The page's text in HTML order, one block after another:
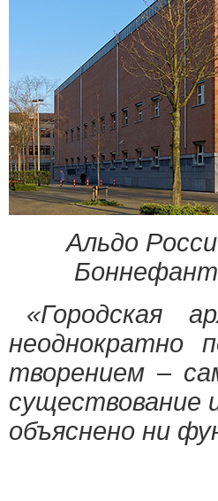
Альдо
«Городская
неоднократно
творением –
существование
объяснено ни